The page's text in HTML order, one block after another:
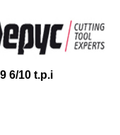
6/10 t.p.i